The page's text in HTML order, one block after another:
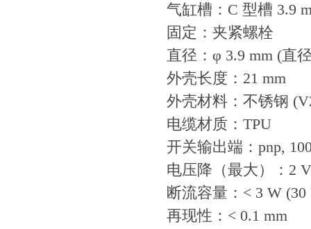
气缸槽：C 型槽 3.9
固定：夹紧螺栓
直径：φ 3.9 mm (直
外壳长度：21 mm
外壳材料：不锈钢
电缆材质：TPU
开关输出端：pnp,
电压降（最大）：2 V
断流容量：< 3 W (30
再现性：< 0.1 mm